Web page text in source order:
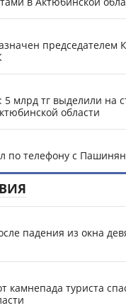
председателем
5 млрд тг выделили на
области
по телефону с
падения из окна
камнепада туриста